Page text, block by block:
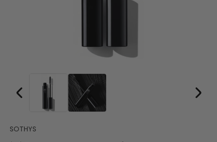
SOTHYS